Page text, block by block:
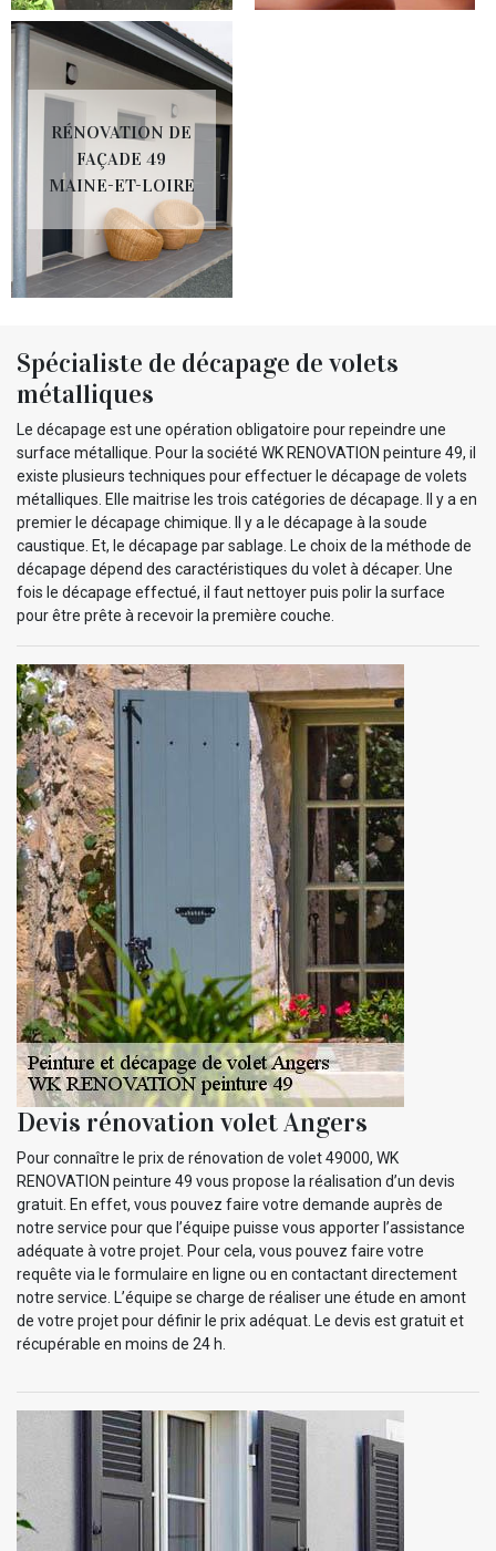
RÉNOVATION DE
FAÇADE 49
MAINE-ET-LOIRE
Spécialiste de décapage de volets
métalliques
Le décapage est une opération obligatoire pour repeindre une
surface métallique. Pour la société WK RENOVATION peinture 49, il
existe plusieurs techniques pour effectuer le décapage de volets
métalliques. Elle maitrise les trois catégories de décapage. Il y a en
premier le décapage chimique. Il y a le décapage à la soude
caustique. Et, le décapage par sablage. Le choix de la méthode de
décapage dépend des caractéristiques du volet à décaper. Une
fois le décapage effectué, il faut nettoyer puis polir la surface
pour être prête à recevoir la première couche.
Devis rénovation volet Angers
Pour connaître le prix de rénovation de volet 49000, WK
RENOVATION peinture 49 vous propose la réalisation d’un devis
gratuit. En effet, vous pouvez faire votre demande auprès de
notre service pour que l’équipe puisse vous apporter l’assistance
adéquate à votre projet. Pour cela, vous pouvez faire votre
requête via le formulaire en ligne ou en contactant directement
notre service. L’équipe se charge de réaliser une étude en amont
de votre projet pour définir le prix adéquat. Le devis est gratuit et
récupérable en moins de 24 h.